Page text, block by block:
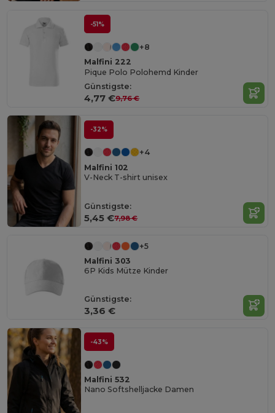
-51%
+8
Malfini 222
Pique Polo Polohemd Kinder
Günstigste:
4,77 €9,76 €
-32%
+4
Malfini 102
V-Neck T-shirt unisex
Günstigste:
5,45 €7,98 €
+5
Malfini 303
6P Kids Mütze Kinder
Günstigste:
3,36 €
-43%
Malfini 532
Nano Softshelljacke Damen